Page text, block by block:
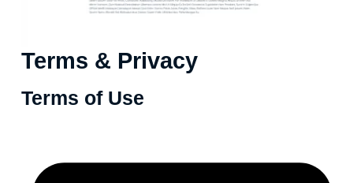
Terms & Privacy
Terms of Use